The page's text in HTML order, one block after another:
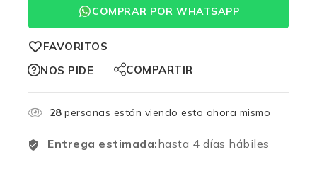
COMPRAR POR WHATSAPP
FAVORITOS
NOS PIDE
COMPARTIR
28personas están viendo esto ahora mismo
Entrega estimada:hasta 4 días hábiles